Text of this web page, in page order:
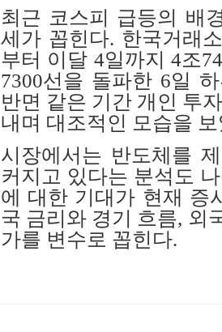
최근 코스피 급등의 배
세가 꼽힌다. 한국거래
부터 이달 4일까지4조
7300선을 돌파한 6일
반면 같은 기간 개인 투
내며 대조적인 모습을
시장에서는 반도체를
커지고 있다는 분석도
에 대한 기대가 현재 증
국 금리와 경기 흐름, 외
가를 변수로 꼽힌다.